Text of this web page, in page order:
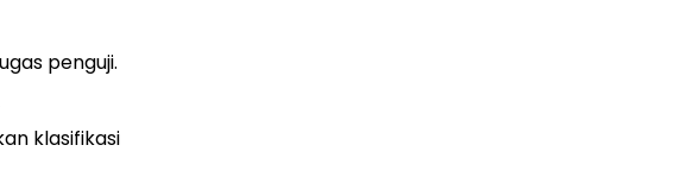
penguji.
klasifikasi